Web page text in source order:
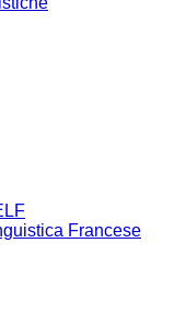
Francese